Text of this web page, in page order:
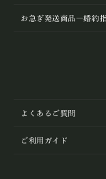
お急ぎ発送商品―婚約
よくあるご質問
ご利用ガイド